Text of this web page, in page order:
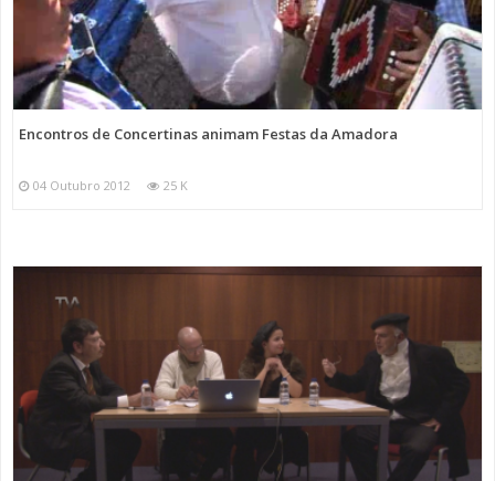
Encontros de Concertinas animam Festas da Amadora
04 Outubro 2012 25 K